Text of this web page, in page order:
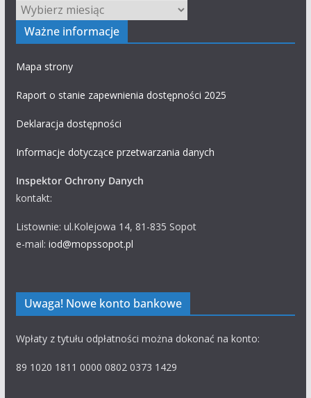
Archiwum
Ważne informacje
Mapa strony
Raport o stanie zapewnienia dostępności 2025
Deklaracja dostępności
Informacje dotyczące przetwarzania danych
Inspektor Ochrony Danych
kontakt:
Listownie: ul.Kolejowa 14, 81-835 Sopot
e-mail: iod@mopssopot.pl
Uwaga! Nowe konto bankowe
Wpłaty z tytułu odpłatności można dokonać na konto:
89 1020 1811 0000 0802 0373 1429